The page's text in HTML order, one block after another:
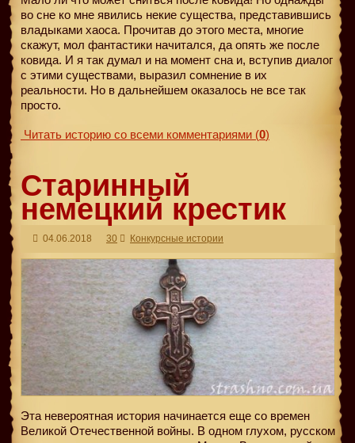
во сне ко мне явились некие существа, представившись
владыками хаоса. Прочитав до этого места, многие
скажут, мол фантастики начитался, да опять же после
ковида. И я так думал и на момент сна и, вступив диалог
с этими существами, выразил сомнение в их
реальности. Но в дальнейшем оказалось не все так
просто.
Читать историю со всеми комментариями (0)
Старинный
немецкий крестик
04.06.2018 30 Конкурсные истории
Эта невероятная история начинается еще со времен
Великой Отечественной войны. В одном глухом, русском